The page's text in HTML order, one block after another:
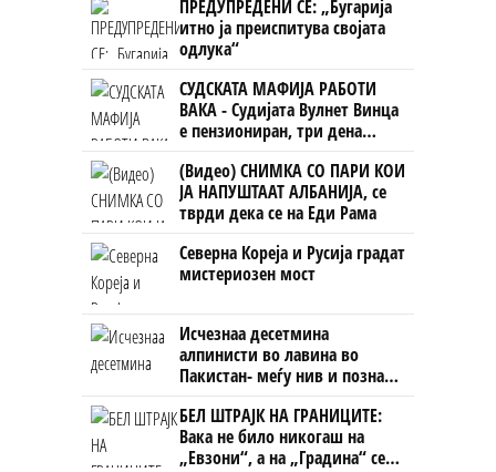
ПРЕДУПРЕДЕНИ СЕ: „Бугарија
итно ја преиспитува својата
одлука“
СУДСКАТА МАФИЈА РАБОТИ
ВАКА - Судијата Вулнет Винца
е пензиониран, три дена
откако му го врати пасошот
на бизнисменот Марковски
(Видео) СНИМКА СО ПАРИ КОИ
ЈА НАПУШТААТ АЛБАНИЈА, се
тврди дека се на Еди Рама
Северна Кореја и Русија градат
мистериозен мост
Исчезнаа десетмина
алпинисти во лавина во
Пакистан- меѓу нив и познат
Непалец
БЕЛ ШТРАЈК НА ГРАНИЦИТЕ:
Вака не било никогаш на
„Евзони“, а на „Градина“ се